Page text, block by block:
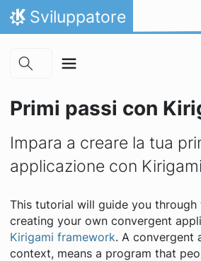
Skip to main content
Passa al contenuto
Pagina iniziale
Sviluppatore
Primi passi con
Impara a creare la tua
applicazione con Kirigami
This tutorial will guide you through
creating your own convergent
Kirigami framework. A convergent
context, means a program that